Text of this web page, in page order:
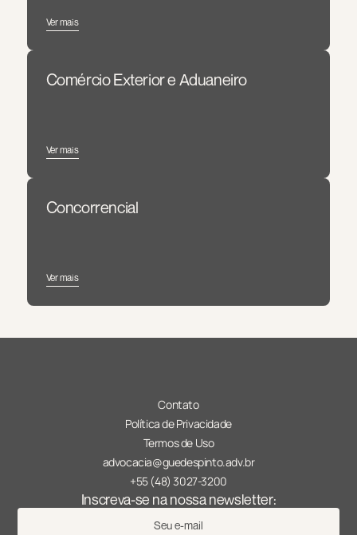
Ver mais
Comércio Exterior e Aduaneiro
Ver mais
Concorrencial
Ver mais
Contato
Política de Privacidade
Termos de Uso
advocacia@guedespinto.adv.br
+55 (48) 3027-3200
Inscreva-se na nossa newsletter: